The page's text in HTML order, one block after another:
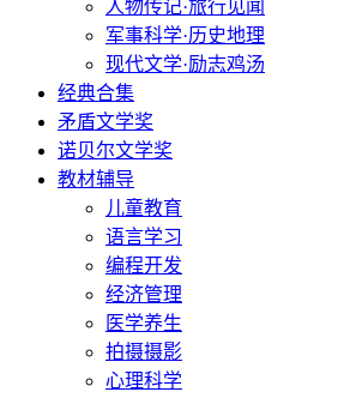
人物传记·旅行见闻
军事科学·历史地理
现代文学·励志鸡汤
经典合集
矛盾文学奖
诺贝尔文学奖
教材辅导
儿童教育
语言学习
编程开发
经济管理
医学养生
拍摄摄影
心理科学